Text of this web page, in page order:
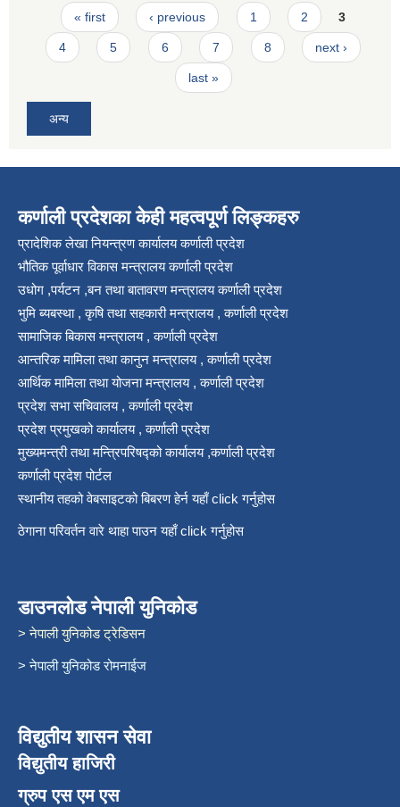
Pages
« first ‹ previous 1 2 3
4 5 6 7 8 next ›
last »
अन्य
कर्णाली प्रदेशका केही महत्वपूर्ण लिङ्कहरु
प्रादेशिक लेखा नियन्त्रण कार्यालय कर्णाली प्रदेश
भौतिक पूर्वाधार विकास मन्त्रालय कर्णाली प्रदेश
उधोग ,पर्यटन ,बन तथा बातावरण मन्त्रालय कर्णाली प्रदेश
भुमि ब्यबस्था , कृषि तथा सहकारी मन्त्रालय , कर्णाली प्रदेश
सामाजिक बिकास मन्त्रालय , कर्णाली प्रदेश
आन्तरिक मामिला तथा कानुन मन्त्रालय , कर्णाली प्रदेश
आर्थिक मामिला तथा योजना मन्त्रालय , कर्णाली प्रदेश
प्रदेश सभा सचिवालय , कर्णाली प्रदेश
प्रदेश प्रमुखको कार्यालय , कर्णाली प्रदेश
मुख्यमन्त्री तथा मन्त्रिपरिषद्को कार्यालय ,कर्णाली प्रदेश
कर्णाली प्रदेश पोर्टल
स्थानीय तहको वेबसाइटको बिबरण हेर्न यहाँ click गर्नुहोस
ठेगाना परिवर्तन वारे थाहा पाउन यहाँ click गर्नुहोस
डाउनलोड नेपाली युनिकोड
> नेपाली युनिकोड ट्रेडिसन
> नेपाली युनिकोड रोमनाईज
विद्युतीय शासन सेवा
विद्युतीय हाजिरी
ग्रुप एस एम एस